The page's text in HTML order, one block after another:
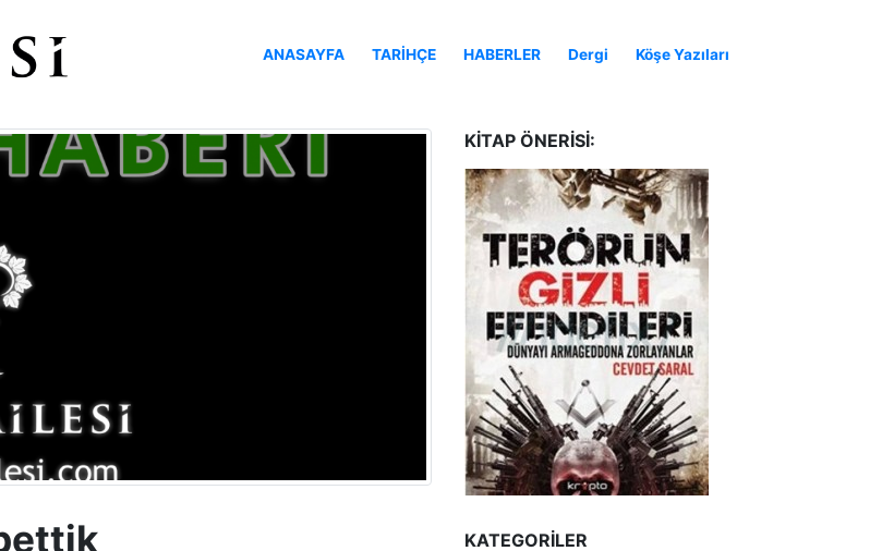
ANASAYFA TARİHÇE HABERLER Dergi Köşe Yazıları
KITAP ÖNERISI:
KATEGORILER